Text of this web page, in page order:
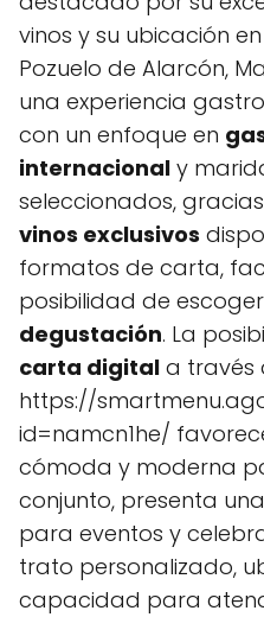
vinos y su ubicación
Pozuelo de Alarcón,
una experiencia
con un enfoque en
internacional y
seleccionados,
vinos exclusivos
formatos de carta,
posibilidad de
degustación. La
carta digital a través
https://
id=namcn1he/
cómoda y moderna
conjunto, presenta
para eventos y
trato personalizado,
capacidad para